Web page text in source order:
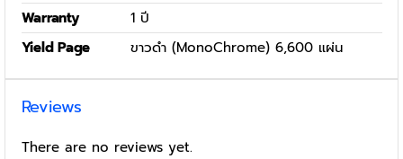
Warranty
1 ปี
Yield Page
ขาวดำ (MonoChrome) 6,600 แผ่น
Reviews
There are no reviews yet.